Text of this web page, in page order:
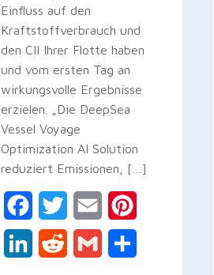
Einfluss auf den
Kraftstoffverbrauch und
den CII Ihrer Flotte haben
und vom ersten Tag an
wirkungsvolle Ergebnisse
erzielen. „Die DeepSea
Vessel Voyage
Optimization AI Solution
reduziert Emissionen, […]
FacebookTwitterEmail
LinkedInReddit Gmail